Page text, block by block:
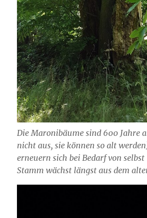
Die Maronibäume sind 600 Jahre
nicht aus, sie können so alt
erneuern sich bei Bedarf von
Stamm wächst längst aus dem